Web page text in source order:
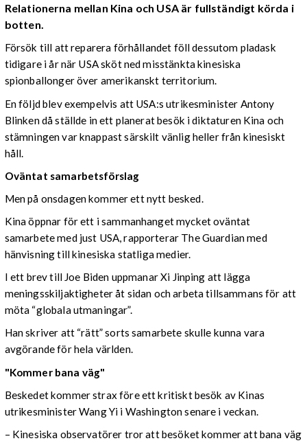
Relationerna mellan Kina och USA är fullständigt körda i
botten.
Försök till att reparera förhållandet föll dessutom pladask
tidigare i år när USA sköt ned misstänkta kinesiska
spionballonger över amerikanskt territorium.
En följd blev exempelvis att USA:s utrikesminister Antony
Blinken då ställde in ett planerat besök i diktaturen Kina och
stämningen var knappast särskilt vänlig heller från kinesiskt
håll.
Oväntat samarbetsförslag
Men på onsdagen kommer ett nytt besked.
Kina öppnar för ett i sammanhanget mycket oväntat
samarbete med just USA, rapporterar The Guardian med
hänvisning till kinesiska statliga medier.
I ett brev till Joe Biden uppmanar Xi Jinping att lägga
meningsskiljaktigheter åt sidan och arbeta tillsammans för att
möta “globala utmaningar”.
Han skriver att “rätt” sorts samarbete skulle kunna vara
avgörande för hela världen.
"Kommer bana väg"
Beskedet kommer strax före ett kritiskt besök av Kinas
utrikesminister Wang Yi i Washington senare i veckan.
– Kinesiska observatörer tror att besöket kommer att bana väg